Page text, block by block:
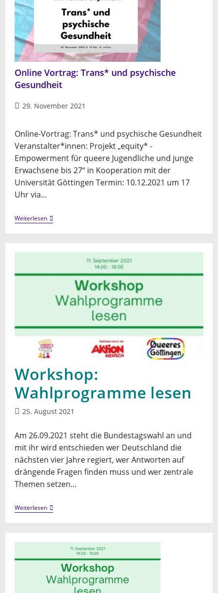
Online Vortrag: Trans* und psychische
Gesundheit
Beitrag
29. November 2021
Online-Vortrag: Trans* und psychische Gesundheit
Veranstalter*innen: Projekt „equity* -
Empowerment für queere Jugendliche und junge
Erwachsene bis 27“ in Kooperation mit der
Universität Göttingen Termin: 10.12.2021 um 17
Uhr via…
WeiterlesenOnline
Vortrag:
Workshop:
Wahlprogramme lesen
Beitrag
25. August 2021
Am 26.09.2021 steht die Bundestagswahl an und
mit ihr wird entschieden wer Deutschland die
nächsten vier Jahre regiert, wer Antworten auf
drängende Fragen finden muss und wer zentrale
Themen setzen…
WeiterlesenWorkshop:
Wahlprogramme